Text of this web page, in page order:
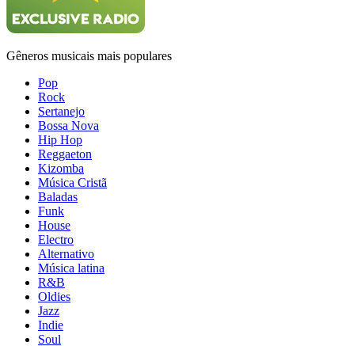
Gêneros musicais mais populares
Pop
Rock
Sertanejo
Bossa Nova
Hip Hop
Reggaeton
Kizomba
Música Cristã
Baladas
Funk
House
Electro
Alternativo
Música latina
R&B
Oldies
Jazz
Indie
Soul